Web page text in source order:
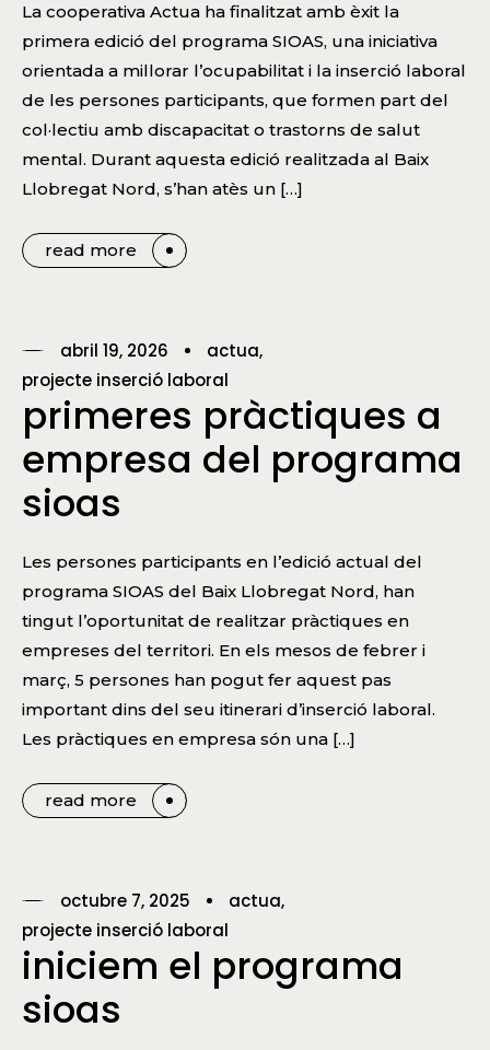
La cooperativa Actua ha finalitzat amb èxit la
primera edició del programa SIOAS, una iniciativa
orientada a millorar l’ocupabilitat i la inserció laboral
de les persones participants, que formen part del
col·lectiu amb discapacitat o trastorns de salut
mental. Durant aquesta edició realitzada al Baix
Llobregat Nord, s’han atès un […]
read more
abril 19, 2026
actua
projecte inserció laboral
primeres pràctiques a
empresa del programa
sioas
Les persones participants en l’edició actual del
programa SIOAS del Baix Llobregat Nord, han
tingut l’oportunitat de realitzar pràctiques en
empreses del territori. En els mesos de febrer i
març, 5 persones han pogut fer aquest pas
important dins del seu itinerari d’inserció laboral.
Les pràctiques en empresa són una […]
read more
octubre 7, 2025
actua
projecte inserció laboral
iniciem el programa
sioas